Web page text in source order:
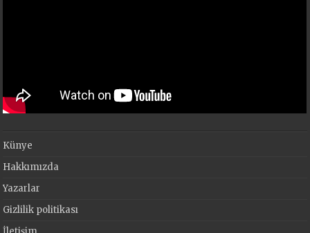
Künye
Hakkımızda
Yazarlar
Gizlilik politikası